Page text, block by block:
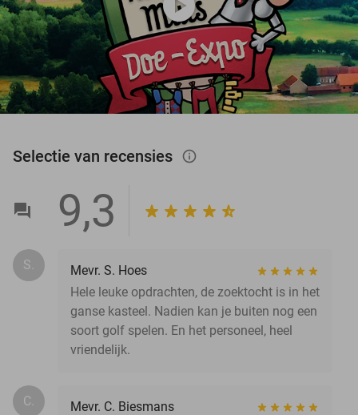
Selectie van recensies info_outlined
9,3
S.
Mevr. S. Hoes
Hele leuke opdrachten, de zoektocht is in het
ganse kasteel. Nadien kan je buiten nog een
soort golf spelen. En het personeel, heel
vriendelijk.
C. Mevr. C. Biesmans